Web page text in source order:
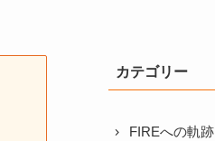
カテゴリー
FIREへの軌跡